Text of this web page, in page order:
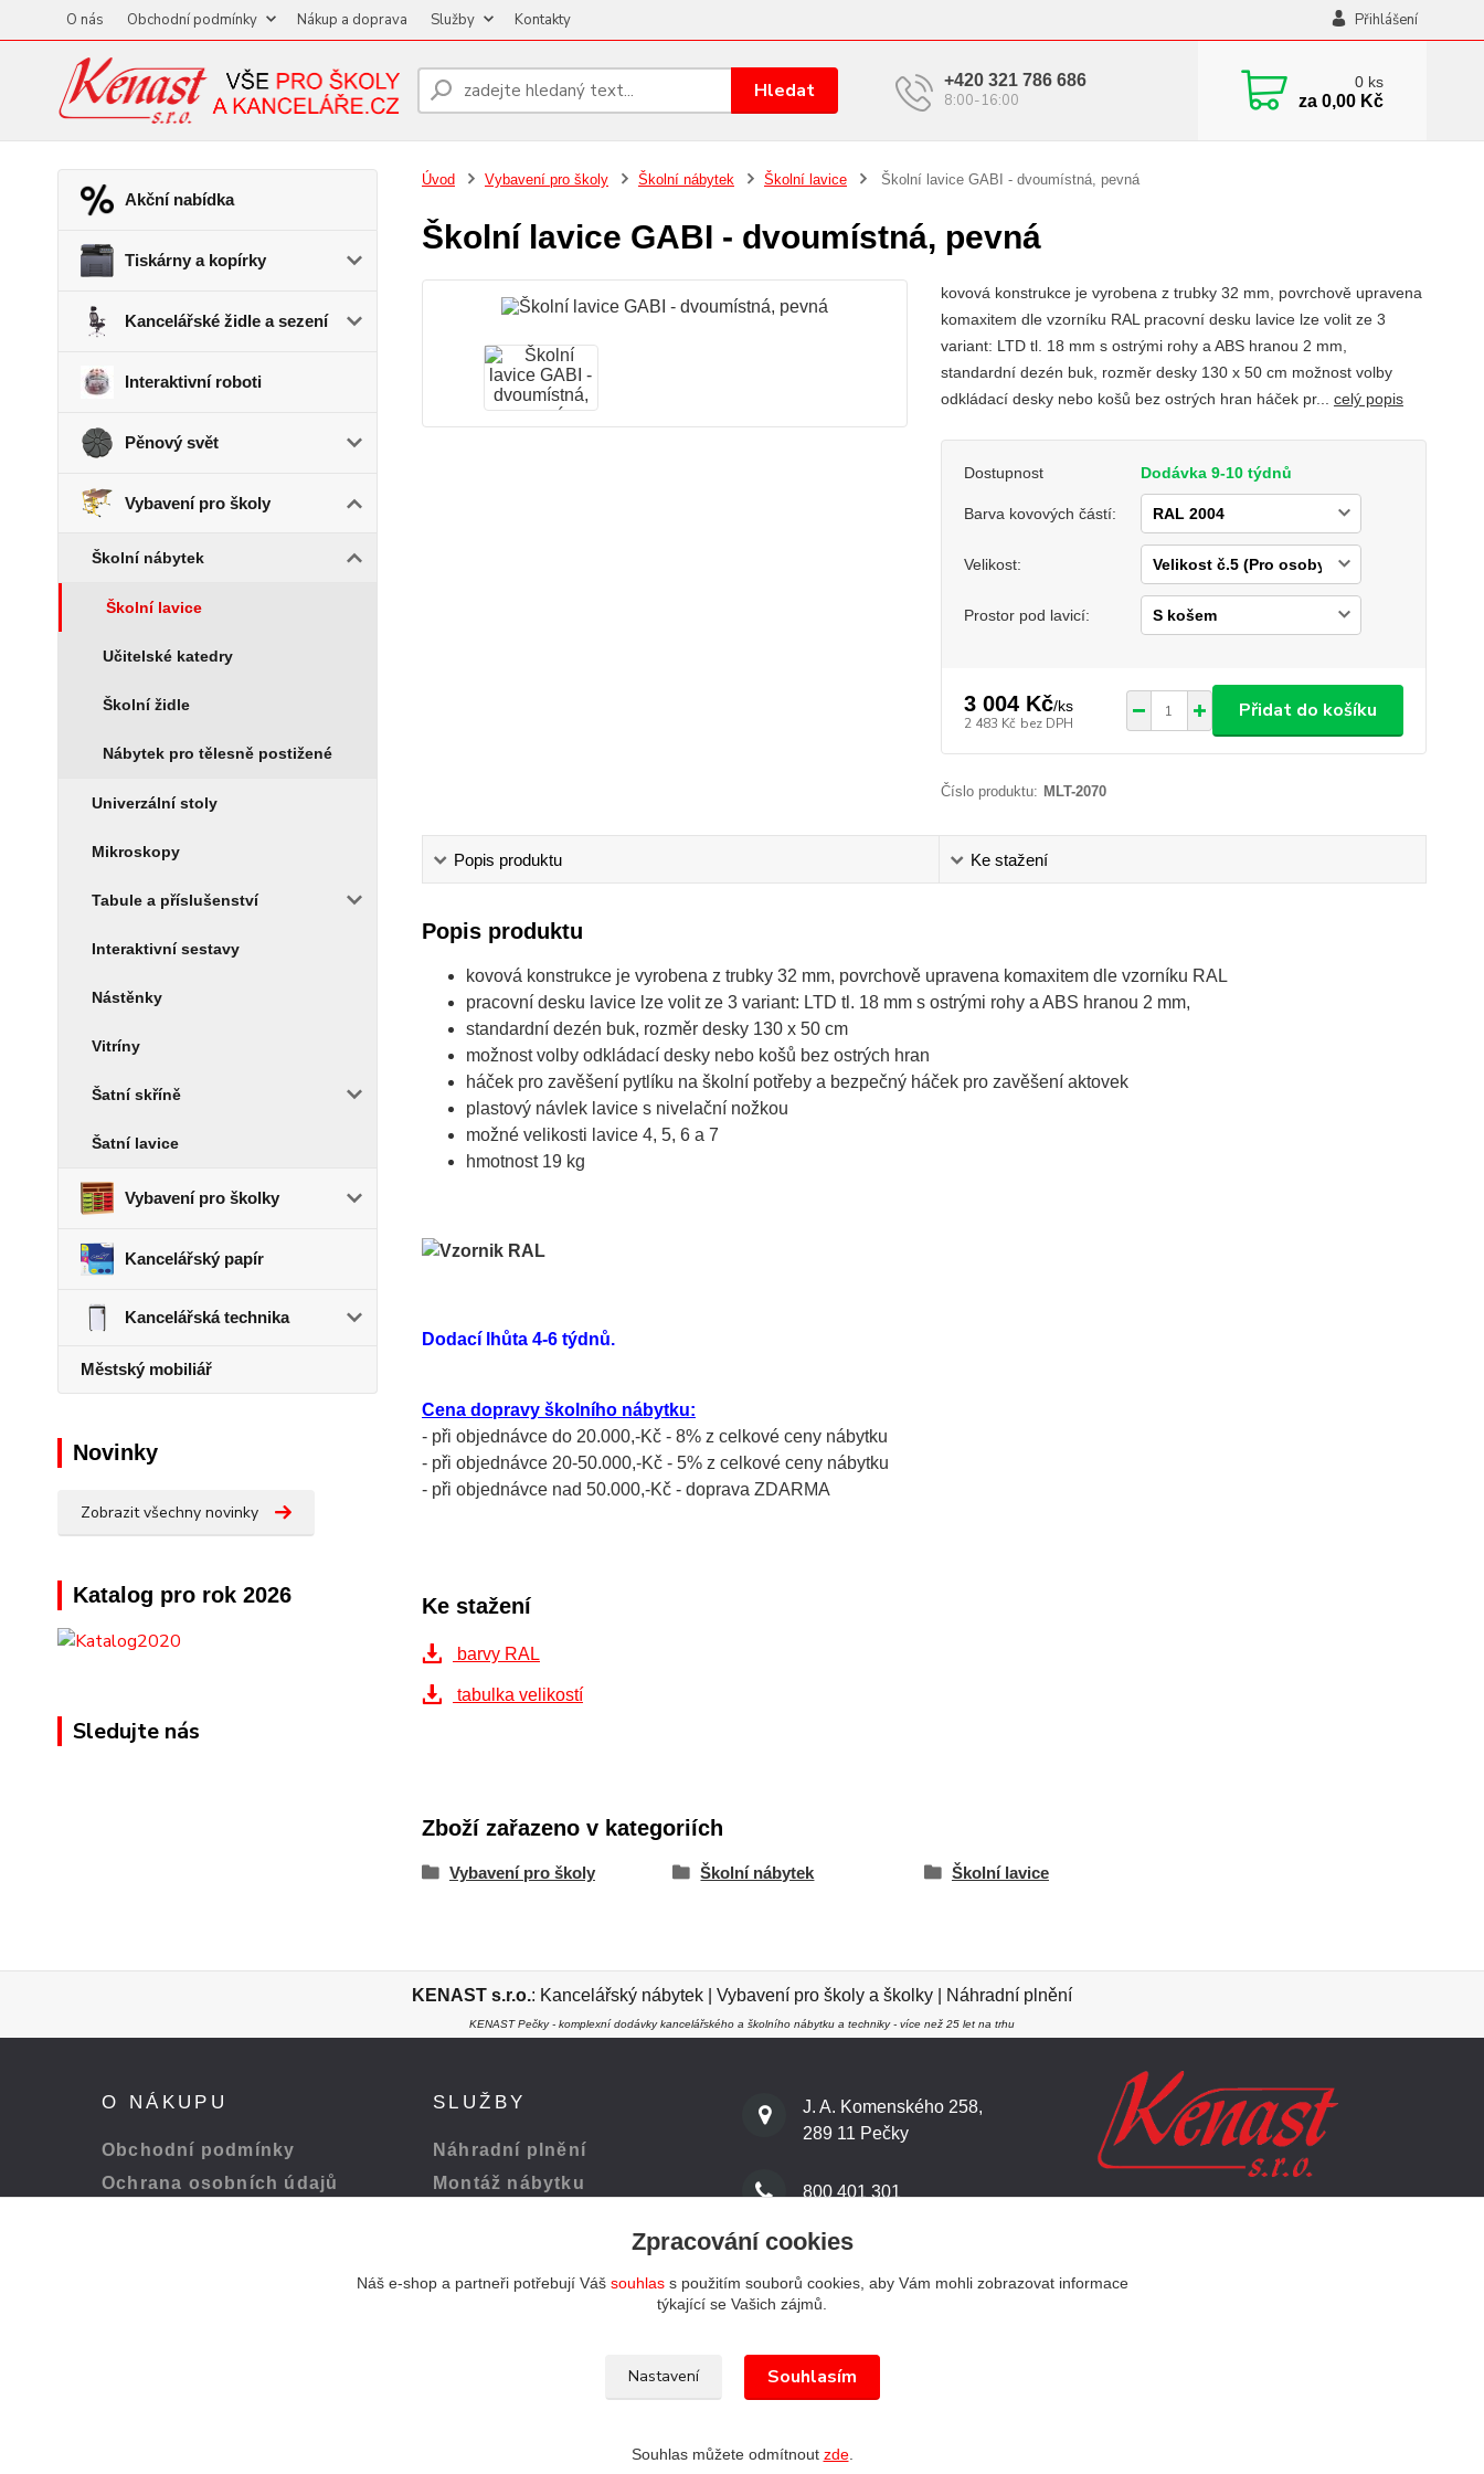
O nás Obchodní podmínky Nákup a doprava Služby Kontakty Přihlášení
Hledat +420 321 786 686
8:00-16:00
0 ks
za 0,00 Kč
Akční nabídka
Tiskárny a kopírky
Kancelářské židle a sezení
Interaktivní roboti
Pěnový svět
Vybavení pro školy
Školní nábytek
Školní lavice
Učitelské katedry
Školní židle
Nábytek pro tělesně postižené
Univerzální stoly
Mikroskopy
Tabule a příslušenství
Interaktivní sestavy
Nástěnky
Vitríny
Šatní skříně
Šatní lavice
Vybavení pro školky
Kancelářský papír
Kancelářská technika
Městský mobiliář
Novinky
Zobrazit všechny novinky
Katalog pro rok 2026
Sledujte nás
Úvod Vybavení pro školy Školní nábytek Školní lavice Školní lavice GABI - dvoumístná, pevná
Školní lavice GABI - dvoumístná, pevná
kovová konstrukce je vyrobena z trubky 32 mm, povrchově upravena
komaxitem dle vzorníku RAL pracovní desku lavice lze volit ze 3
variant: LTD tl. 18 mm s ostrými rohy a ABS hranou 2 mm,
standardní dezén buk, rozměr desky 130 x 50 cm možnost volby
odkládací desky nebo košů bez ostrých hran háček pr... celý popis
Dostupnost Dodávka 9-10 týdnů
Barva kovových částí:
Velikost:
Prostor pod lavicí:
3 004 Kč/ks
2 483 Kč bez DPH
Přidat do košíku
Číslo produktu: MLT-2070
Popis produktu Ke stažení
Popis produktu
kovová konstrukce je vyrobena z trubky 32 mm, povrchově upravena komaxitem dle vzorníku RAL
pracovní desku lavice lze volit ze 3 variant: LTD tl. 18 mm s ostrými rohy a ABS hranou 2 mm,
standardní dezén buk, rozměr desky 130 x 50 cm
možnost volby odkládací desky nebo košů bez ostrých hran
háček pro zavěšení pytlíku na školní potřeby a bezpečný háček pro zavěšení aktovek
plastový návlek lavice s nivelační nožkou
možné velikosti lavice 4, 5, 6 a 7
hmotnost 19 kg
Dodací lhůta 4-6 týdnů.
Cena dopravy školního nábytku:
- při objednávce do 20.000,-Kč - 8% z celkové ceny nábytku
- při objednávce 20-50.000,-Kč - 5% z celkové ceny nábytku
- při objednávce nad 50.000,-Kč - doprava ZDARMA
Ke stažení
barvy RAL
tabulka velikostí
Zboží zařazeno v kategoriích
Vybavení pro školy Školní nábytek Školní lavice
KENAST s.r.o.: Kancelářský nábytek Vybavení pro školy a školky Náhradní plnění
KENAST Pečky - komplexní dodávky kancelářského a školního nábytku a techniky - více než 25 let na trhu
O NÁKUPU
Obchodní podmínky
Ochrana osobních údajů
SLUŽBY
Náhradní plnění
Montáž nábytku
J. A. Komenského 258,
289 11 Pečky
800 401 301
Zpracování cookies
Náš e-shop a partneři potřebují Váš souhlass použitím souborů cookies, aby Vám mohli zobrazovat informace
týkající se Vašich zájmů.
Nastavení Souhlasím
Souhlas můžete odmítnout zde.